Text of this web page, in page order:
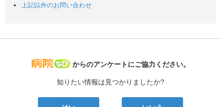
上記以外のお問い合わせ
病院なび
からのアンケートにご協力ください。
知りたい情報は見つかりましたか?